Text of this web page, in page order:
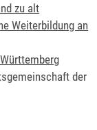
zu alt
Weiterbildung an
der